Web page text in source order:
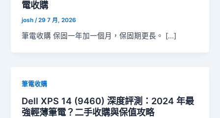
電收購
josh /29 7 月, 2026
筆電收購 保固一年加一個月，保固期更長。 […]
筆電收購
Dell XPS 14 (9460) 深度評測：2024 年最
強輕薄筆電？二手收購與保值攻略